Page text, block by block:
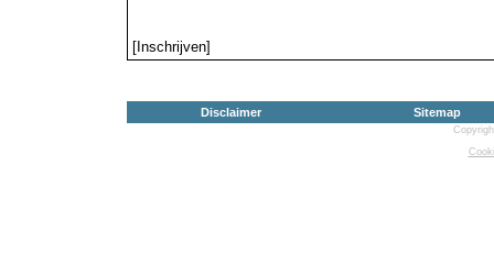
[Inschrijven]
Disclaimer Sitemap